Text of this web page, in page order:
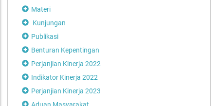
Materi
Kunjungan
Publikasi
Benturan Kepentingan
Perjanjian Kinerja 2022
Indikator Kinerja 2022
Perjanjian Kinerja 2023
Aduan Masyarakat